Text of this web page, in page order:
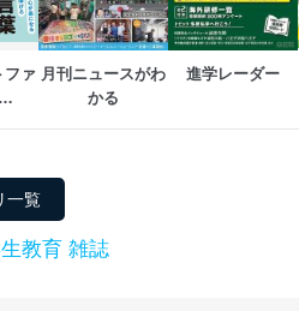
サービス
て
管理者を設置し、個人情報保
人情報を取得・アクセス・利
す。
ファ 月刊ニュースがわ
かる
進学レーダー
一覧
教育 雑誌